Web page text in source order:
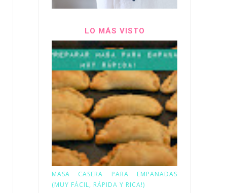
LO MÁS VISTO
MASA CASERA PARA EMPANADAS
(MUY FÁCIL, RÁPIDA Y RICA!)